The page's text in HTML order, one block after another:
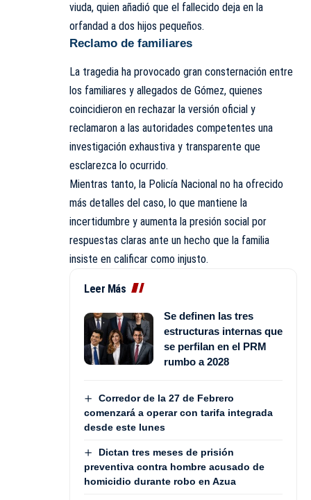
viuda, quien añadió que el fallecido deja en la
orfandad a dos hijos pequeños.
Reclamo de familiares
La tragedia ha provocado gran consternación entre
los familiares y allegados de Gómez, quienes
coincidieron en rechazar la versión oficial y
reclamaron a las autoridades competentes una
investigación exhaustiva y transparente que
esclarezca lo ocurrido.
Mientras tanto, la Policía Nacional no ha ofrecido
más detalles del caso, lo que mantiene la
incertidumbre y aumenta la presión social por
respuestas claras ante un hecho que la familia
insiste en calificar como injusto.
Leer Más
Se definen las tres
estructuras internas que
se perfilan en el PRM
rumbo a 2028
Corredor de la 27 de Febrero
comenzará a operar con tarifa integrada
desde este lunes
Dictan tres meses de prisión
preventiva contra hombre acusado de
homicidio durante robo en Azua